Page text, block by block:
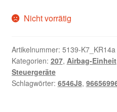
Nicht vorrätig
Artikelnummer: 5139-K7_KR14a
Kategorien: 207, Airbag-Einheit
Steuergeräte
Schlagwörter: 6546J8,